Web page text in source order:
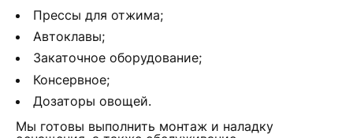
Прессы для отжима;
Автоклавы;
Закаточное оборудование;
Консервное;
Дозаторы овощей.
Мы готовы выполнить монтаж и наладку